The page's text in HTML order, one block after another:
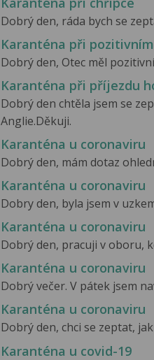
Dobrý den, ráda bych se
Karanténa při
Dobrý den, Otec měl
Karanténa při příjezdu
Dobrý den chtěla jsem se
Anglie.Děkuji.
Karanténa u coronaviru
Dobrý den, mám dotaz
Karanténa u coronaviru
Dobry den, byla jsem v
Karanténa u coronaviru
Dobrý den, pracuji v oboru,
Karanténa u coronaviru
Dobrý večer. V pátek jsem
Karanténa u coronaviru
Dobrý den, chci se zeptat,
Karanténa u covid-19